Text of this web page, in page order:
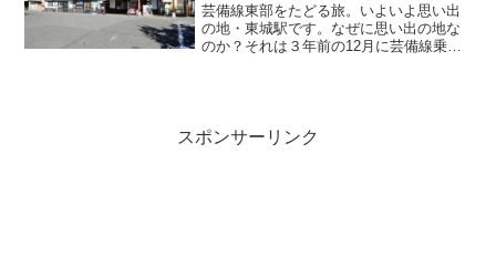
芸備線東部をたどる旅。いよいよ思い出
の地・東城駅です。なぜに思い出の地な
のか？それは３年前の12月に芸備線乗車
になったからです。
スポンサーリンク